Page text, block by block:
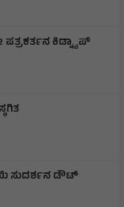
ಕಿಡ್ನ್ಯಾಪ್
ಸುದರ್ಶನ ಡೌಟ್